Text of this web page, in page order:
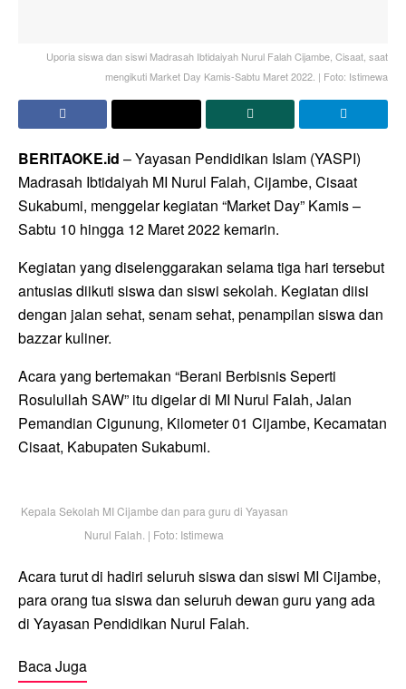
Uporia siswa dan siswi Madrasah Ibtidaiyah Nurul Falah Cijambe, Cisaat, saat
mengikuti Market Day Kamis-Sabtu Maret 2022. | Foto: Istimewa
BERITAOKE.id – Yayasan Pendidikan Islam (YASPI)
Madrasah Ibtidaiyah MI Nurul Falah, Cijambe, Cisaat
Sukabumi, menggelar kegiatan “Market Day” Kamis –
Sabtu 10 hingga 12 Maret 2022 kemarin.
Kegiatan yang diselenggarakan selama tiga hari tersebut
antusias diikuti siswa dan siswi sekolah. Kegiatan diisi
dengan jalan sehat, senam sehat, penampilan siswa dan
bazzar kuliner.
Acara yang bertemakan “Berani Berbisnis Seperti
Rosulullah SAW” itu digelar di MI Nurul Falah, Jalan
Pemandian Cigunung, Kilometer 01 Cijambe, Kecamatan
Cisaat, Kabupaten Sukabumi.
Kepala Sekolah MI Cijambe dan para guru di Yayasan
Nurul Falah. | Foto: Istimewa
Acara turut di hadiri seluruh siswa dan siswi MI Cijambe,
para orang tua siswa dan seluruh dewan guru yang ada
di Yayasan Pendidikan Nurul Falah.
Baca Juga